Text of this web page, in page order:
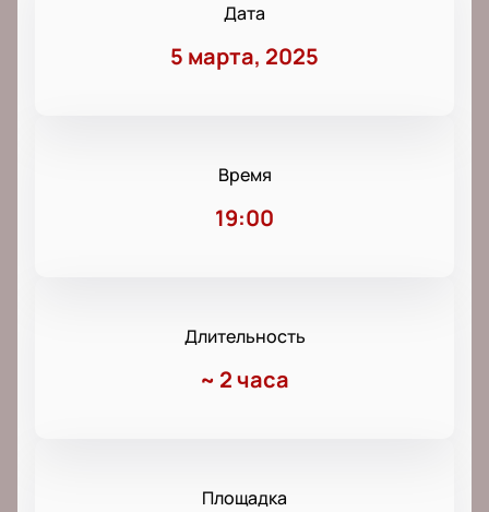
Дата
5 марта, 2025
Время
19:00
Длительность
~ 2 часа
Площадка